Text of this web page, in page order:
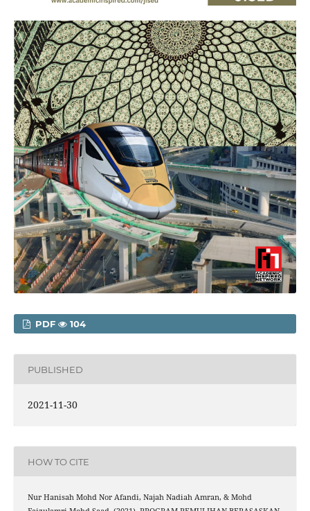
PDF 104
PUBLISHED
2021-11-30
HOW TO CITE
Nur Hanisah Mohd Nor Afandi, Najah Nadiah Amran, & Mohd